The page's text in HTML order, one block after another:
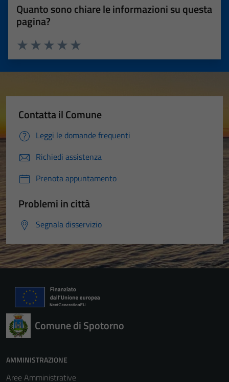
Quanto sono chiare le informazioni su questa
pagina?
Valuta 5 stelle su 5
Valuta 4 stelle su 5
Valuta 3 stelle su 5
Valuta 2 stelle su 5
Valuta 1 stelle su 5
Contatta il Comune
Leggi le domande frequenti
Richiedi assistenza
Prenota appuntamento
Problemi in città
Segnala disservizio
Comune di Spotorno
AMMINISTRAZIONE
Aree Amministrative